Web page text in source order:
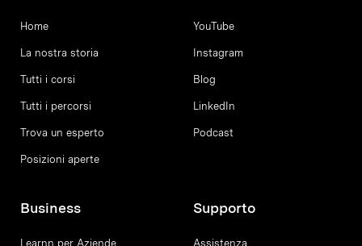
Home
La nostra storia
Tutti i corsi
Tutti i percorsi
Trova un esperto
Posizioni aperte
YouTube
Instagram
Blog
LinkedIn
Podcast
Business
Learnn per Aziende
Supporto
Assistenza